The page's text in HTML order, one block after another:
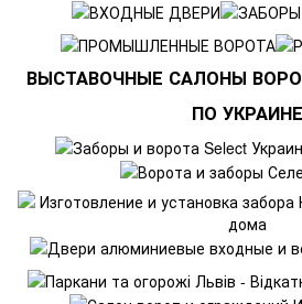
ВЫСТАВОЧНЫЕ САЛОНЫ
ПО УКРАИНЕ